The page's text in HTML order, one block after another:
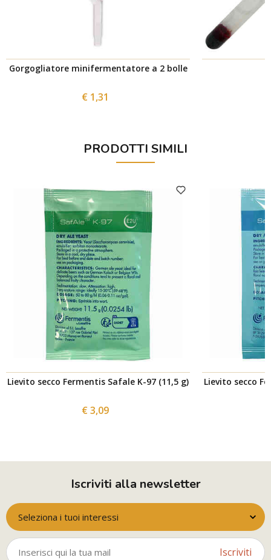
Gorgogliatore minifermentatore a 2 bolle
€ 1,31
PRODOTTI SIMILI
Lievito secco Fermentis Safale K-97 (11,5 g)
€ 3,09
Lievito secco
Iscriviti alla newsletter
Seleziona i tuoi interessi
Iscriviti